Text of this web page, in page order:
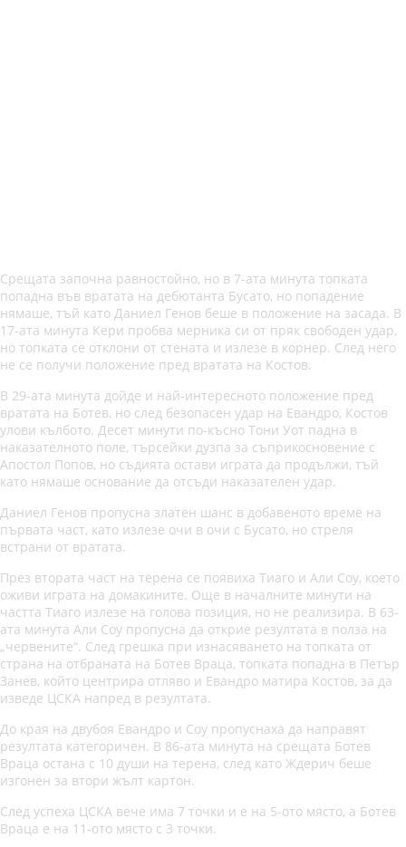
Срещата започна равностойно, но в 7-ата минута топката
попадна във вратата на дебютанта Бусато, но попадение
нямаше, тъй като Даниел Генов беше в положение на засада. В
17-ата минута Кери пробва мерника си от пряк свободен удар,
но топката се отклони от стената и излезе в корнер. След него
не се получи положение пред вратата на Костов.
В 29-ата минута дойде и най-интересното положение пред
вратата на Ботев, но след безопасен удар на Евандро, Костов
улови кълбото. Десет минути по-късно Тони Уот падна в
наказателното поле, търсейки дузпа за съприкосновение с
Апостол Попов, но съдията остави играта да продължи, тъй
като нямаше основание да отсъди наказателен удар.
Даниел Генов пропусна златен шанс в добавеното време на
първата част, като излезе очи в очи с Бусато, но стреля
встрани от вратата.
През втората част на терена се появиха Тиаго и Али Соу, което
оживи играта на домакините. Още в началните минути на
частта Тиаго излезе на голова позиция, но не реализира. В 63-
ата минута Али Соу пропусна да открие резултата в полза на
„червените“. След грешка при изнасяването на топката от
страна на отбраната на Ботев Враца, топката попадна в Петър
Занев, който центрира отляво и Евандро матира Костов, за да
изведе ЦСКА напред в резултата.
До края на двубоя Евандро и Соу пропуснаха да направят
резултата категоричен. В 86-ата минута на срещата Ботев
Враца остана с 10 души на терена, след като Ждерич беше
изгонен за втори жълт картон.
След успеха ЦСКА вече има 7 точки и е на 5-ото място, а Ботев
Враца е на 11-ото място с 3 точки.